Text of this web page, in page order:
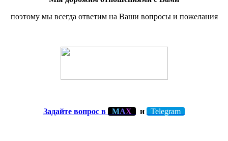
поэтому мы всегда ответим на Ваши вопросы и пожелания
Задайте вопрос в МАХ и Telegram